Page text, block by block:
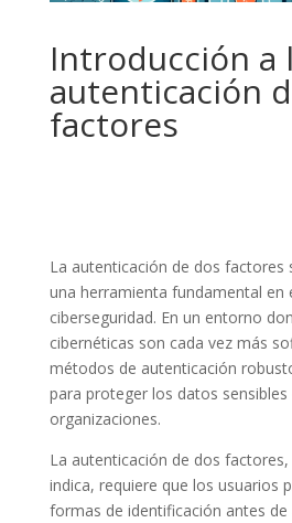
Introducción a
autenticación
factores
La autenticación de dos factores
una herramienta fundamental en
ciberseguridad. En un entorno
cibernéticas son cada vez más
métodos de autenticación
para proteger los datos sensibles
organizaciones.
La autenticación de dos
indica, requiere que los usuarios
formas de identificación antes de